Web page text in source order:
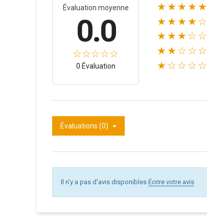
Évaluation moyenne
0.0
0 Évaluation
★★★★★
★★★★☆
★★★☆☆
★★☆☆☆
★☆☆☆☆
Évaluations (0)
Il n'y a pas d'avis disponibles Écrire votre avis